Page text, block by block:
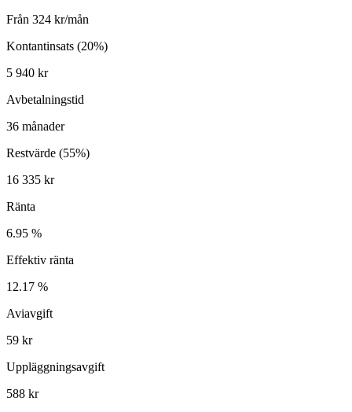
Från 324 kr/mån
Kontantinsats (20%)
5 940 kr
Avbetalningstid
36 månader
Restvärde (55%)
16 335 kr
Ränta
6.95 %
Effektiv ränta
12.17 %
Aviavgift
59 kr
Uppläggningsavgift
588 kr